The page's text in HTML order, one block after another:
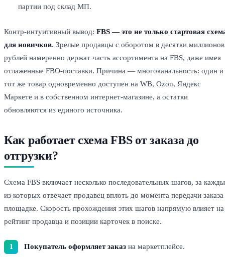
партии под склад МП.
Контр-интуитивный вывод: FBS — это не только стартовая
для новичков. Зрелые продавцы с оборотом в десятки миллионов
рублей намеренно держат часть ассортимента на FBS, даже имея
отлаженные FBO-поставки. Причина — многоканальность: один и
тот же товар одновременно доступен на WB, Ozon, Яндекс
Маркете и в собственном интернет-магазине, а остатки
обновляются из единого источника.
Как работает схема FBS от заказа до
отгрузки?
Схема FBS включает несколько последовательных шагов, за
из которых отвечает продавец вплоть до момента передачи заказа
площадке. Скорость прохождения этих шагов напрямую влияет на
рейтинг продавца и позиции карточек в поиске.
Покупатель оформляет заказ на маркетплейсе.